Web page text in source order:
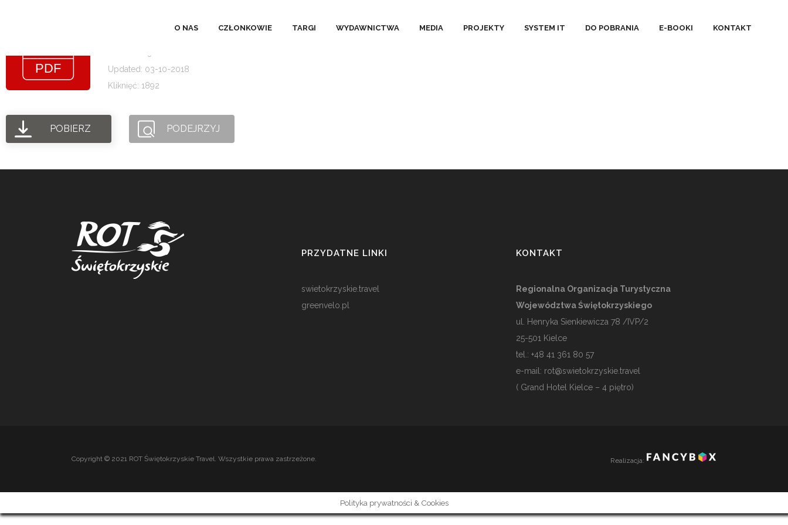
O NAS CZŁONKOWIE TARGI WYDAWNICTWA MEDIA PROJEKTY SYSTEM IT DO POBRANIA E-BOOKI KONTAKT
Updated: 03-10-2018
Kliknięć: 1892
POBIERZ PODEJRZYJ
PRZYDATNE LINKI
swietokrzyskie.travel
greenvelo.pl
KONTAKT
Regionalna Organizacja Turystyczna
Województwa Świętokrzyskiego
ul. Henryka Sienkiewicza 78 /IVP/2
25-501 Kielce
tel.: +48 41 361 80 57
e-mail: rot@swietokrzyskie.travel
( Grand Hotel Kielce – 4 piętro)
Copyright © 2021 ROT Świętokrzyskie Travel. Wszystkie prawa zastrzeżone. Realizacja:
Polityka prywatności & Cookies